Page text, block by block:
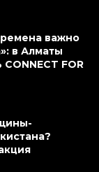
важно
в Алматы
FOR